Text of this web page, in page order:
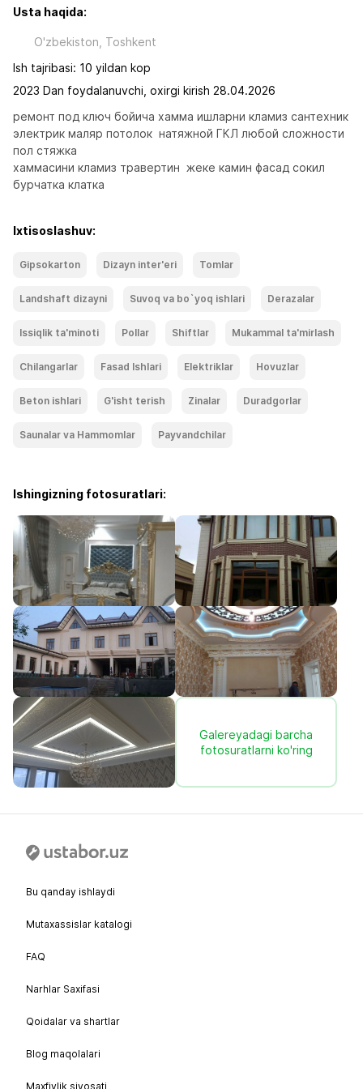
Usta haqida:
O'zbekiston, Toshkent
Ish tajribasi: 10 yildan kop
2023 Dan foydalanuvchi, oxirgi kirish 28.04.2026
ремонт под ключ бойича хамма ишларни кламиз сантехник
электрик маляр потолок  натяжной ГКЛ любой сложности
пол стяжка
хаммасини кламиз травертин  жеке камин фасад сокил
бурчатка клатка
Ixtisoslashuv:
Gipsokarton Dizayn inter'eri Tomlar
Landshaft dizayni Suvoq va bo`yoq ishlari Derazalar
Issiqlik ta'minoti Pollar Shiftlar Mukammal ta'mirlash
Chilangarlar Fasad Ishlari Elektriklar Hovuzlar
Beton ishlari G'isht terish Zinalar Duradgorlar
Saunalar va Hammomlar Payvandchilar
Ishingizning fotosuratlari:
Galereyadagi barcha
fotosuratlarni ko'ring
Bu qanday ishlaydi
Mutaxassislar katalogi
FAQ
Narhlar Saxifasi
Qoidalar va shartlar
Blog maqolalari
Maxfiylik siyosati